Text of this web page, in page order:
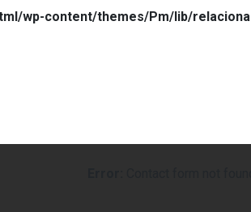
wp-content/themes/Pm/lib/